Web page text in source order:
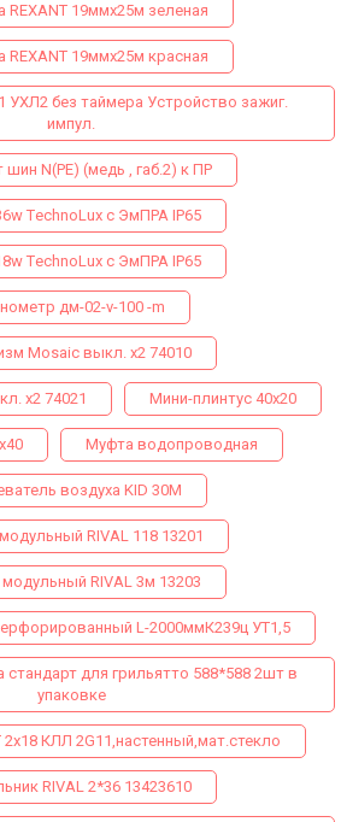
REXANT 19ммх25м зеленая
REXANT 19ммх25м красная
УХЛ2 без таймера Устройство зажиг.
импул.
N(PE) (медь , габ.2) к ПР
ТechnoLux с ЭмПРА IP65
ТechnoLux с ЭмПРА IP65
дм-02-v-100 -m
Mosaic выкл. х2 74010
х2 74021 Мини-плинтус 40х20
Муфта водопроводная
воздуха KID 30M
RIVAL 118 13201
RIVAL 3м 13203
L-2000ммК239ц УТ1,5
стандарт для грильятто 588*588 2шт в
упаковке
2x18 КЛЛ 2G11,настенный,мат.стекло
RIVAL 2*36 13423610